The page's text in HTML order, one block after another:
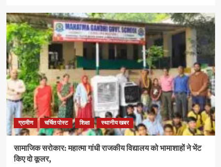
ग्रामीण चर्चित पोस्ट शिक्षा स्थानीय खबर
सामाजिक सरोकार: महात्मा गांधी राजकीय विद्यालय को भामाशाहों ने भेंट
किए दो कूलर,